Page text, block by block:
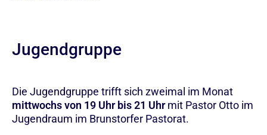
Jugendgruppe
Die Jugendgruppe trifft sich zweimal im Monat
mittwochs von 19 Uhr bis 21 Uhrmit Pastor Otto im
Jugendraum im Brunstorfer Pastorat.